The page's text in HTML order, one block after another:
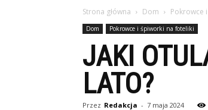
Strona główna Dom Pokrowce
Dom Pokrowce i śpiworki na foteliki
JAKI
LATO?
Przez Redakcja - 7 maja 2024